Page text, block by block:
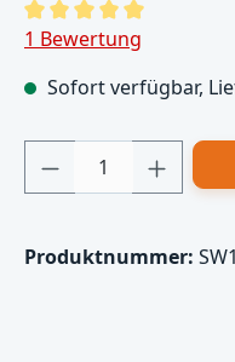
Durchschnittliche
1 Bewertung
Sofort verfügbar,
Produkt
Produktnummer: